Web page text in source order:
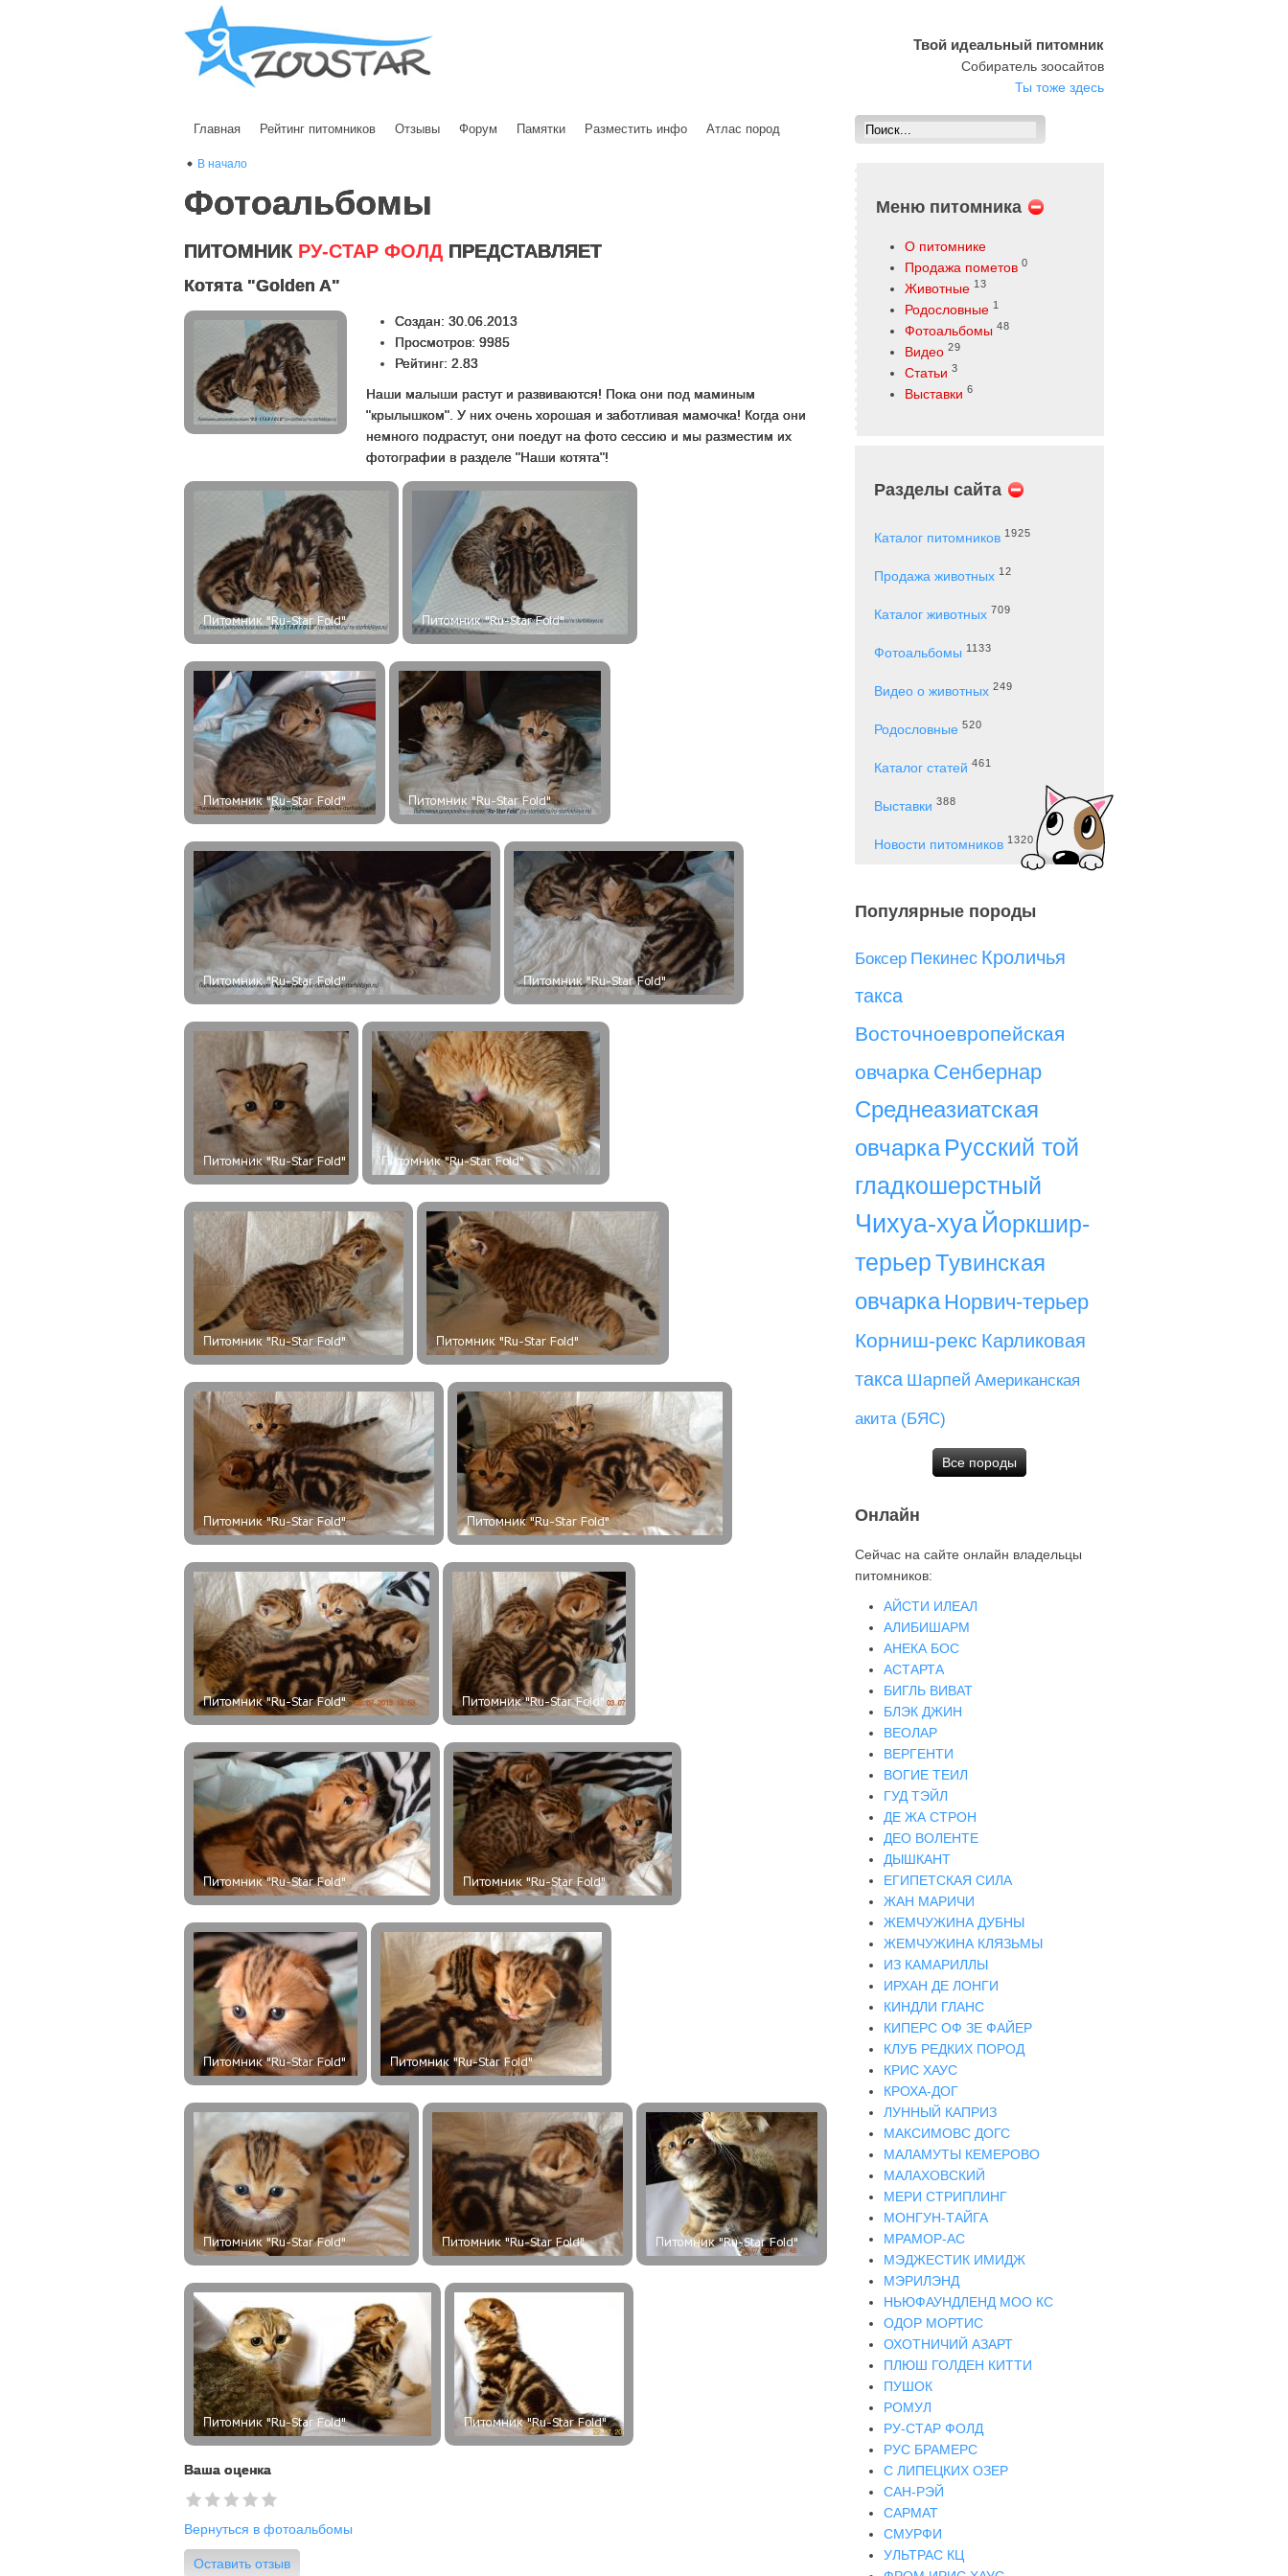
Твой идеальный питомник
Собиратель зоосайтов
Ты тоже здесь
Главная Рейтинг питомников Отзывы Форум Памятки Разместить инфо Атлас пород
В начало
Фотоальбомы
ПИТОМНИК РУ-СТАР ФОЛД ПРЕДСТАВЛЯЕТ
Котята "Golden A"
Создан: 30.06.2013
Просмотров: 9985
Рейтинг: 2.83
Наши малыши растут и развиваются! Пока они под маминым
"крылышком". У них очень хорошая и заботливая мамочка! Когда они
немного подрастут, они поедут на фото сессию и мы разместим их
фотографии в разделе "Наши котята"!
Ваша оценка
Вернуться в фотоальбомы
Оставить отзыв
Меню питомника
О питомнике
Продажа пометов 0
Животные 13
Родословные 1
Фотоальбомы 48
Видео 29
Статьи 3
Выставки 6
Разделы сайта
Каталог питомников 1925
Продажа животных 12
Каталог животных 709
Фотоальбомы 1133
Видео о животных 249
Родословные 520
Каталог статей 461
Выставки 388
Новости питомников 1320
Популярные породы
Боксер Пекинес Кроличья
такса
Восточноевропейская
овчарка Сенбернар
Среднеазиатская
овчарка Русский той
гладкошерстный
Чихуа-хуа Йоркшир-
терьерТувинская
овчарка Норвич-терьер
Корниш-рекс Карликовая
такса Шарпей Американская
акита (БЯС)
Все породы
Онлайн
Сейчас на сайте онлайн владельцы
питомников:
АЙСТИ ИЛЕАЛ
АЛИБИШАРМ
АНЕКА БОС
АСТАРТА
БИГЛЬ ВИВАТ
БЛЭК ДЖИН
ВЕОЛАР
ВЕРГЕНТИ
ВОГИЕ ТЕИЛ
ГУД ТЭЙЛ
ДЕ ЖА СТРОН
ДЕО ВОЛЕНТЕ
ДЫШКАНТ
ЕГИПЕТСКАЯ СИЛА
ЖАН МАРИЧИ
ЖЕМЧУЖИНА ДУБНЫ
ЖЕМЧУЖИНА КЛЯЗЬМЫ
ИЗ КАМАРИЛЛЫ
ИРХАН ДЕ ЛОНГИ
КИНДЛИ ГЛАНС
КИПЕРС ОФ ЗЕ ФАЙЕР
КЛУБ РЕДКИХ ПОРОД
КРИС ХАУС
КРОХА-ДОГ
ЛУННЫЙ КАПРИЗ
МАКСИМОВС ДОГС
МАЛАМУТЫ КЕМЕРОВО
МАЛАХОВСКИЙ
МЕРИ СТРИПЛИНГ
МОНГУН-ТАЙГА
МРАМОР-АС
МЭДЖЕСТИК ИМИДЖ
МЭРИЛЭНД
НЬЮФАУНДЛЕНД МОО КС
ОДОР МОРТИС
ОХОТНИЧИЙ АЗАРТ
ПЛЮШ ГОЛДЕН КИТТИ
ПУШОК
РОМУЛ
РУ-СТАР ФОЛД
РУС БРАМЕРС
С ЛИПЕЦКИХ ОЗЕР
САН-РЭЙ
САРМАТ
СМУРФИ
УЛЬТРАС КЦ